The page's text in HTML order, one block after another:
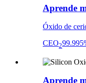
Aprende
Óxido de
CEO2
Aprende